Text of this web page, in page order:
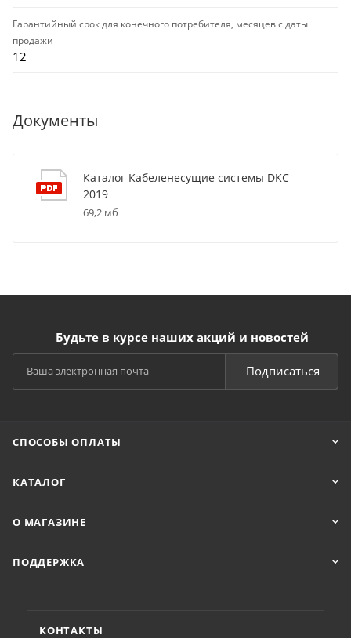
Гарантийный срок для конечного потребителя, месяцев с даты
продажи
12
Документы
Каталог Кабеленесущие системы DKC
2019
69,2 мб
Будьте в курсе наших акций и новостей
Подписаться
СПОСОБЫ ОПЛАТЫ
КАТАЛОГ
О МАГАЗИНЕ
ПОДДЕРЖКА
КОНТАКТЫ